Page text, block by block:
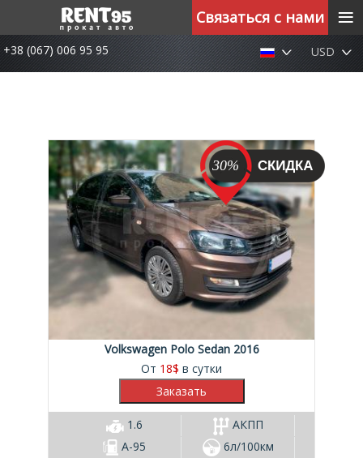
+38 (067) 006 95 95 USD
30%
Volkswagen Polo Sedan 2016
От 18$ в сутки
1.6
АКПП
А-95
6л/100км
Связаться с нами ≡